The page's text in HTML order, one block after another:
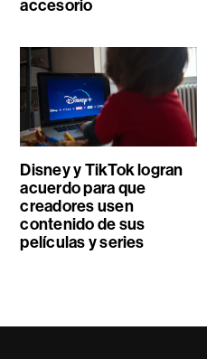
accesorio
Disney y TikTok logran
acuerdo para que
creadores usen
contenido de sus
películas y series